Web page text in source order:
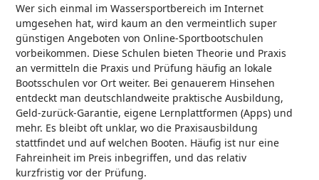
Wer sich einmal im Wassersportbereich im Internet
umgesehen hat, wird kaum an den vermeintlich super
günstigen Angeboten von Online-Sportbootschulen
vorbeikommen. Diese Schulen bieten Theorie und Praxis
an vermitteln die Praxis und Prüfung häufig an lokale
Bootsschulen vor Ort weiter. Bei genauerem Hinsehen
entdeckt man deutschlandweite praktische Ausbildung,
Geld-zurück-Garantie, eigene Lernplattformen (Apps) und
mehr. Es bleibt oft unklar, wo die Praxisausbildung
stattfindet und auf welchen Booten. Häufig ist nur eine
Fahreinheit im Preis inbegriffen, und das relativ
kurzfristig vor der Prüfung.